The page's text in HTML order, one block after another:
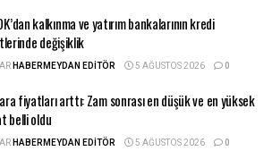
kalkınma ve yatırım bankalarının kredi
değişiklik
HABERMEYDAN EDITÖR 5 AĞUSTOS 2026 0
fiyatları arttı: Zam sonrası en düşük ve en yüksek
belli oldu
HABERMEYDAN EDITÖR 5 AĞUSTOS 2026 0